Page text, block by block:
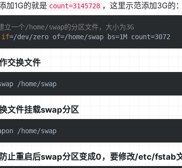
加1G的就是 count=3145728 ，这里示范添加3G的：
立一个/home/swap的分区文件，大小为3G
if
交换文件
文件挂载swap分区
止重启后swap分区变成0，要修改/etc/fstab